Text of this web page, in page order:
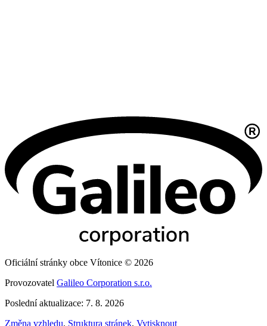
Oficiální stránky obce Vítonice © 2026
Provozovatel Galileo Corporation s.r.o.
Poslední aktualizace: 7. 8. 2026
Změna vzhledu, Struktura stránek, Vytisknout